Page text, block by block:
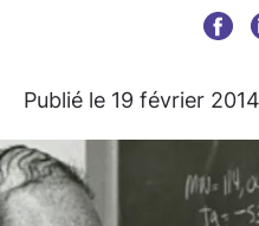
Publié le 19 février 2014